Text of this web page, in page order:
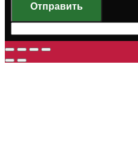
Отправить